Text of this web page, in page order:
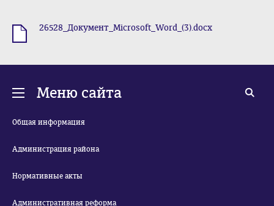
26528_Документ_Microsoft_Word_(3).docx
Меню сайта
Общая информация
Администрация района
Нормативные акты
Административная реформа